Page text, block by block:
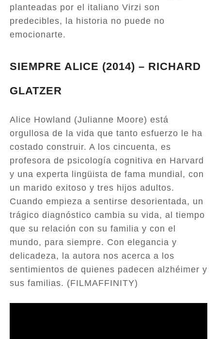
planteadas por el italiano Virzi son
predecibles, la historia no puede no
emocionarte.
SIEMPRE ALICE (2014) – RICHARD
GLATZER
Alice Howland (Julianne Moore) está
orgullosa de la vida que tanto esfuerzo le ha
costado construir. A los cincuenta, es
profesora de psicología cognitiva en Harvard
y una experta lingüista de fama mundial, con
un marido exitoso y tres hijos adultos.
Cuando empieza a sentirse desorientada, un
trágico diagnóstico cambia su vida, al tiempo
que su relación con su familia y con el
mundo, para siempre. Con elegancia y
delicadeza, la autora nos acerca a los
sentimientos de quienes padecen alzhéimer y
sus familias. (FILMAFFINITY)